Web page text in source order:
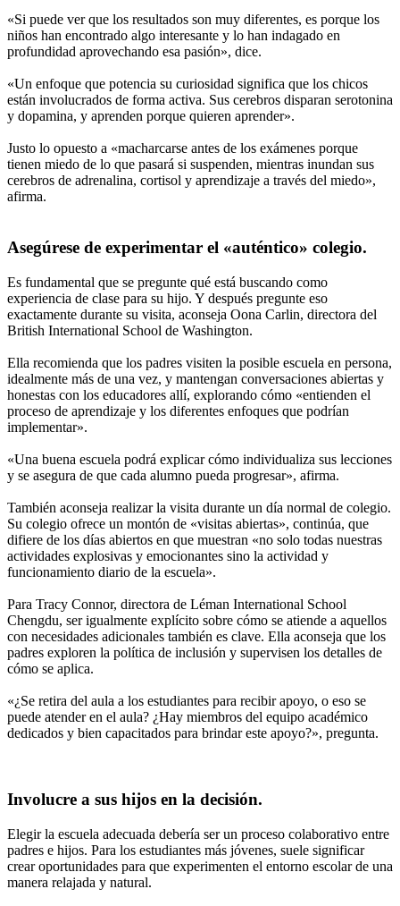
«Si puede ver que los resultados son muy diferentes, es porque los
niños han encontrado algo interesante y lo han indagado en
profundidad aprovechando esa pasión», dice.
«Un enfoque que potencia su curiosidad significa que los chicos
están involucrados de forma activa. Sus cerebros disparan serotonina
y dopamina, y aprenden porque quieren aprender».
Justo lo opuesto a «macharcarse antes de los exámenes porque
tienen miedo de lo que pasará si suspenden, mientras inundan sus
cerebros de adrenalina, cortisol y aprendizaje a través del miedo»,
afirma.
Asegúrese de experimentar el «auténtico» colegio.
Es fundamental que se pregunte qué está buscando como
experiencia de clase para su hijo. Y después pregunte eso
exactamente durante su visita, aconseja Oona Carlin, directora del
British International School de Washington.
Ella recomienda que los padres visiten la posible escuela en persona,
idealmente más de una vez, y mantengan conversaciones abiertas y
honestas con los educadores allí, explorando cómo «entienden el
proceso de aprendizaje y los diferentes enfoques que podrían
implementar».
«Una buena escuela podrá explicar cómo individualiza sus lecciones
y se asegura de que cada alumno pueda progresar», afirma.
También aconseja realizar la visita durante un día normal de colegio.
Su colegio ofrece un montón de «visitas abiertas», continúa, que
difiere de los días abiertos en que muestran «no solo todas nuestras
actividades explosivas y emocionantes sino la actividad y
funcionamiento diario de la escuela».
Para Tracy Connor, directora de Léman International School
Chengdu, ser igualmente explícito sobre cómo se atiende a aquellos
con necesidades adicionales también es clave. Ella aconseja que los
padres exploren la política de inclusión y supervisen los detalles de
cómo se aplica.
«¿Se retira del aula a los estudiantes para recibir apoyo, o eso se
puede atender en el aula? ¿Hay miembros del equipo académico
dedicados y bien capacitados para brindar este apoyo?», pregunta.
Involucre a sus hijos en la decisión.
Elegir la escuela adecuada debería ser un proceso colaborativo entre
padres e hijos. Para los estudiantes más jóvenes, suele significar
crear oportunidades para que experimenten el entorno escolar de una
manera relajada y natural.